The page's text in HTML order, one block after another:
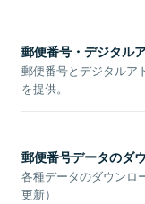
郵便番号・デジタル
郵便番号とデジタルア
を提供。
郵便番号データのダ
各種データのダウンロ
更新）